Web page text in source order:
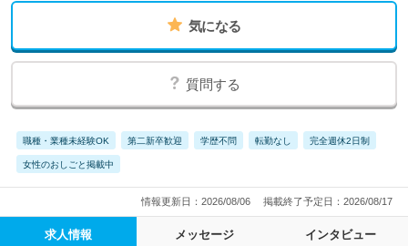
気になる
質問する
職種・業種未経験OK 第二新卒歓迎 学歴不問 転勤なし 完全週休2日制
女性のおしごと掲載中
情報更新日：2026/08/06 掲載終了予定日：2026/08/17
求人情報 メッセージ インタビュー